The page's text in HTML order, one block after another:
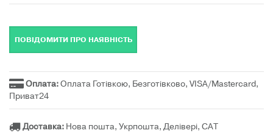
ПОВІДОМИТИ ПРО НАЯВНІСТЬ
Оплата:Оплата Готівкою, Безготівково, VISA/Mastercard,
Приват24
Доставка: Нова пошта, Укрпошта, Делівері, САТ